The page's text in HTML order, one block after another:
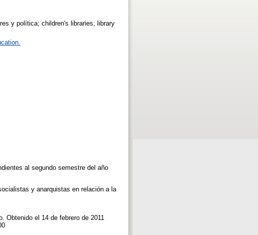
y política; children's libraries; library
al segundo semestre del año
y anarquistas en relación a la
Obtenido el 14 de febrero de 2011